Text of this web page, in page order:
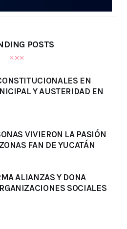
POSTS
EN
Y AUSTERIDAD EN
VIVIERON LA PASIÓN
FAN DE YUCATÁN
ALIANZAS Y DONA
SOCIALES